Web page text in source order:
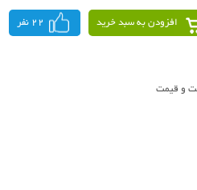
افزودن به سبد خرید 22 نفر
و قیمت